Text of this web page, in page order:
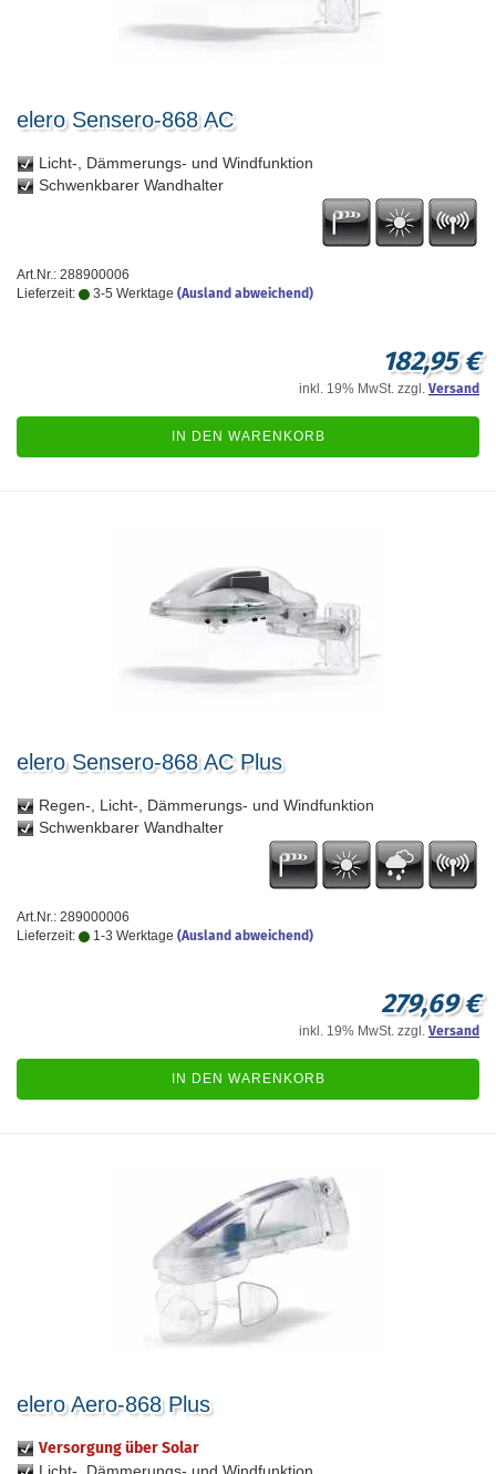
elero Sensero-868 AC
Licht-, Dämmerungs- und Windfunktion
Schwenkbarer Wandhalter
Art.Nr.: 288900006
Lieferzeit:
3-5 Werktage (Ausland abweichend)
182,95 €
inkl. 19% MwSt. zzgl. Versand
IN DEN WARENKORB
elero Sensero-868 AC Plus
Regen-, Licht-, Dämmerungs- und Windfunktion
Schwenkbarer Wandhalter
Art.Nr.: 289000006
Lieferzeit:
1-3 Werktage (Ausland abweichend)
279,69 €
inkl. 19% MwSt. zzgl. Versand
IN DEN WARENKORB
elero Aero-868 Plus
Versorgung über Solar